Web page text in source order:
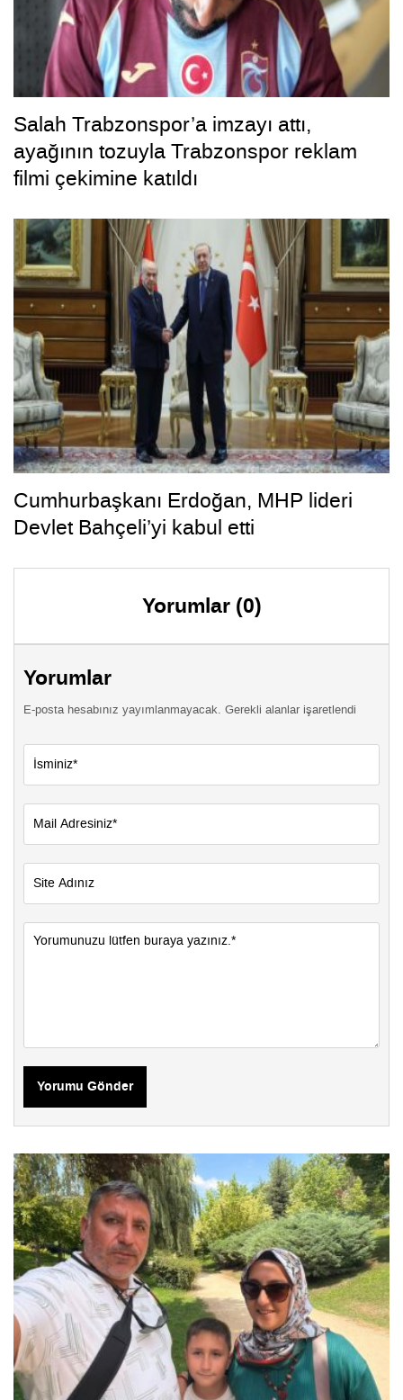
Salah Trabzonspor’a imzayı attı,
ayağının tozuyla Trabzonspor reklam
filmi çekimine katıldı
Cumhurbaşkanı Erdoğan, MHP lideri
Devlet Bahçeli’yi kabul etti
Yorumlar (0)
Yorumlar
E-posta hesabınız yayımlanmayacak. Gerekli alanlar işaretlendi
Yorumu Gönder